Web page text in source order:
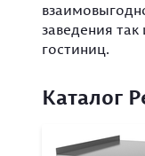
заведения
гостиниц.
Каталог